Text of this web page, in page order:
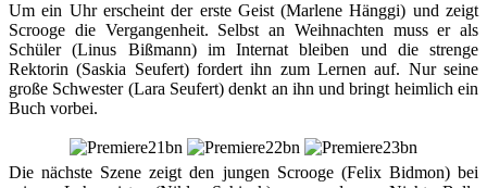
Um ein Uhr erscheint der erste Geist (Marlene Hänggi) und zeigt
Scrooge die Vergangenheit. Selbst an Weihnachten muss er als
Schüler (Linus Bißmann) im Internat bleiben und die strenge
Rektorin (Saskia Seufert) fordert ihn zum Lernen auf. Nur seine
große Schwester (Lara Seufert) denkt an ihn und bringt heimlich ein
Buch vorbei.
Die nächste Szene zeigt den jungen Scrooge (Felix Bidmon) bei